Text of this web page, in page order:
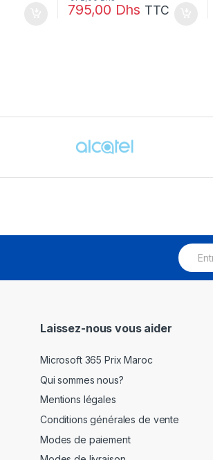
795,00 Dhs TTC
E
m
Laissez-nous vous aider
Microsoft 365 Prix Maroc
Qui sommes nous?
Mentions légales
Conditions générales de vente
Modes de paiement